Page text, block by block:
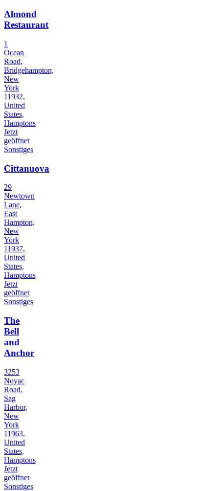
Almond
Restaurant
1
Ocean
Road,
Bridgehampton,
New
York
11932,
United
States,
Hamptons
Jetzt
geöffnet
Sonstiges
Cittanuova
29
Newtown
Lane,
East
Hampton,
New
York
11937,
United
States,
Hamptons
Jetzt
geöffnet
Sonstiges
The
Bell
and
Anchor
3253
Noyac
Road,
Sag
Harbor,
New
York
11963,
United
States,
Hamptons
Jetzt
geöffnet
Sonstiges